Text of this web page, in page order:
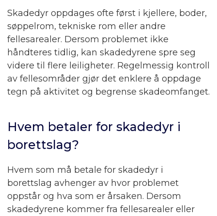
Skadedyr oppdages ofte først i kjellere, boder,
søppelrom, tekniske rom eller andre
fellesarealer. Dersom problemet ikke
håndteres tidlig, kan skadedyrene spre seg
videre til flere leiligheter. Regelmessig kontroll
av fellesområder gjør det enklere å oppdage
tegn på aktivitet og begrense skadeomfanget.
Hvem betaler for skadedyr i
borettslag?
Hvem som må betale for skadedyr i
borettslag avhenger av hvor problemet
oppstår og hva som er årsaken. Dersom
skadedyrene kommer fra fellesarealer eller